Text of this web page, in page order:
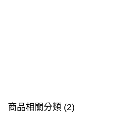
商品相關分類 (2)